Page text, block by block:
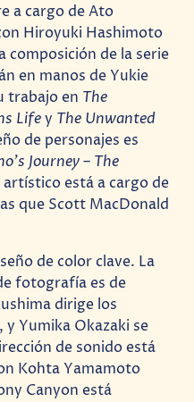
a cargo de Ato
Hiroyuki Hashimoto
composición de la serie
en manos de Yukie
trabajo en The
Lifey The Unwanted
de personajes es
Journey – The
artístico está a cargo de
que Scott MacDonald
de color clave. La
fotografía es de
dirige los
Yumika Okazaki se
de sonido está
Kohta Yamamoto
Canyon está